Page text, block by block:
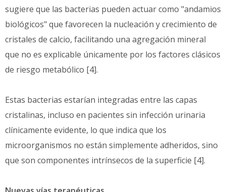
sugiere que las bacterias pueden actuar como "andamios
biológicos" que favorecen la nucleación y crecimiento de
cristales de calcio, facilitando una agregación mineral
que no es explicable únicamente por los factores clásicos
de riesgo metabólico [4].
Estas bacterias estarían integradas entre las capas
cristalinas, incluso en pacientes sin infección urinaria
clínicamente evidente, lo que indica que los
microorganismos no están simplemente adheridos, sino
que son componentes intrínsecos de la superficie [4].